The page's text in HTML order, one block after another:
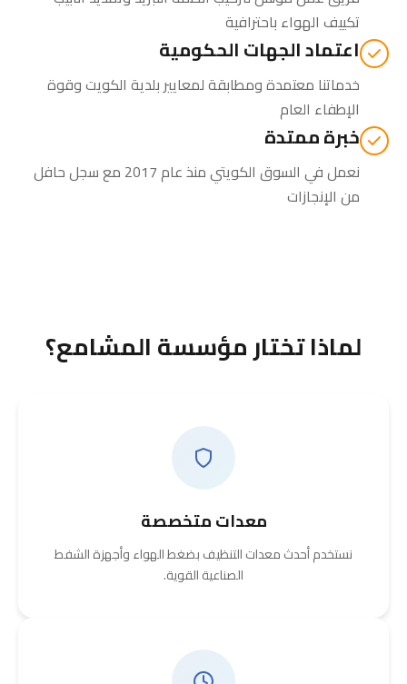
تكييف الهواء باحترافية
اعتماد الجهات الحكومية
خدماتنا معتمدة ومطابقة لمعايير بلدية الكويت وقوة
الإطفاء العام
خبرة ممتدة
نعمل في السوق الكويتي منذ عام 2017 مع سجل حافل
من الإنجازات
لماذا تختار مؤسسة المشامع؟
معدات متخصصة
نستخدم أحدث معدات التنظيف بضغط الهواء وأجهزة الشفط
الصناعية القوية.